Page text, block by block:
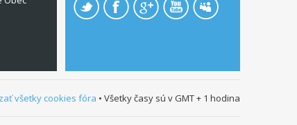
všetky cookies fóra • Všetky časy sú v GMT + 1 hodina